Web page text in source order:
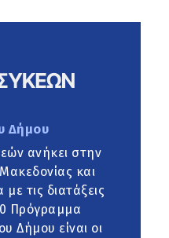
Δήμου
ανήκει στην
και
τις διατάξεις
Πρόγραμμα
Δήμου είναι οι